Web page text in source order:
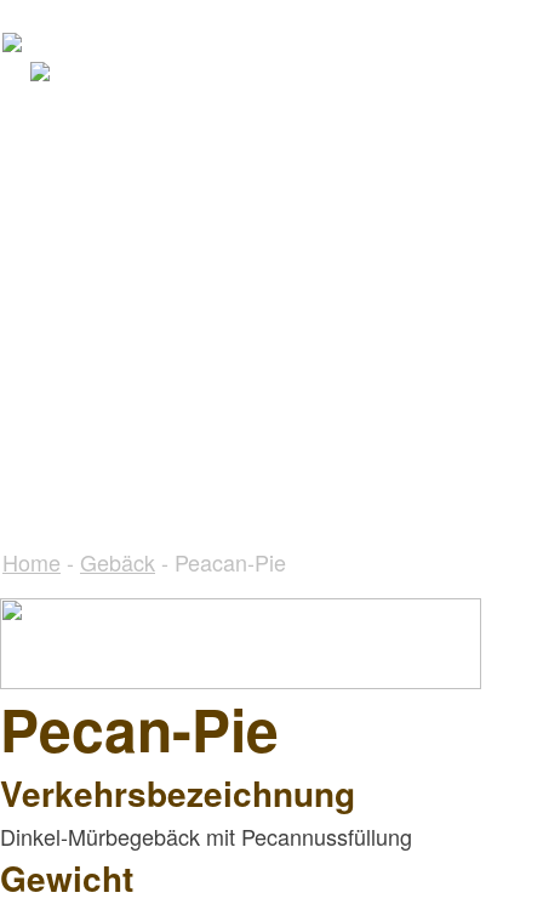
Home - Gebäck - Peacan-Pie
Pecan-Pie
Verkehrsbezeichnung
Dinkel-Mürbegebäck mit Pecannussfüllung
Gewicht